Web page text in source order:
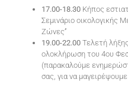
17.00-18.30 Κήπος
Σεμινάριο οικολογικής
Ζώνες’’
19.00-22.00 Τελετή
ολοκλήρωση του 4ου
(παρακαλούμε
σας, για να